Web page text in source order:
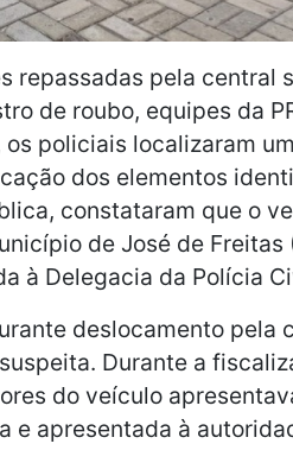
repassadas pela central
de roubo, equipes da
policiais localizaram
dos elementos
constataram que o
de José de Freitas
à Delegacia da Polícia
deslocamento pela
Durante a
do veículo
e apresentada à